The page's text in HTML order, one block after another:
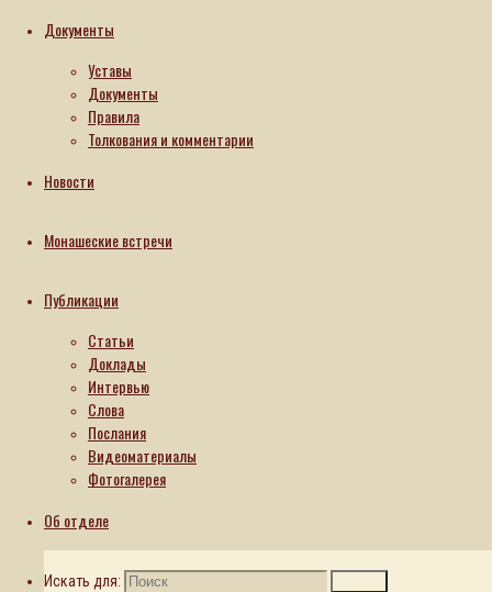
Документы
Уставы
Документы
Правила
Толкования и комментарии
Новости
Монашеские встречи
Публикации
Статьи
Доклады
Интервью
Слова
Послания
Видеоматериалы
Фотогалерея
Об отделе
Искать для: